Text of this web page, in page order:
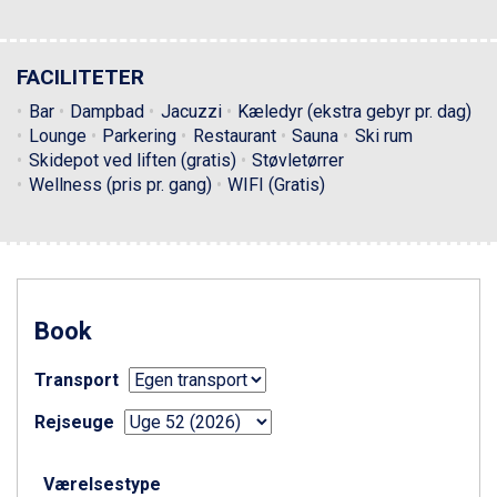
Alleghe fra DKK 5.595
Bad Gastein fra DKK 4.195
Sauze dOulx fra DKK 4.045
Arabba fra DKK 7.045
La Thuile fra DKK 4.595
Val Thorens fra DKK 5.395
Bad Hofgastein fra DKK 5.495
Saalbach fra DKK 5.945
Champoluc fra DKK 3.795
Sestriere fra DKK 4.395
Fieberbrunn fra DKK 6.145
Wagrain fra DKK 4.645
FACILITETER
Bar Dampbad Jacuzzi
Kæledyr (ekstra gebyr pr. dag)
Lounge
Parkering Restaurant Sauna
Ski rum
Skidepot ved liften (gratis)
Støvletørrer
Wellness (pris pr. gang)
WIFI (Gratis)
Book
Transport
Rejseuge
Værelsestype